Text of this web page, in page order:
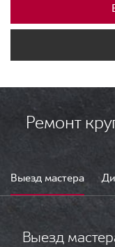
Ремонт
Выезд мастера
Выезд